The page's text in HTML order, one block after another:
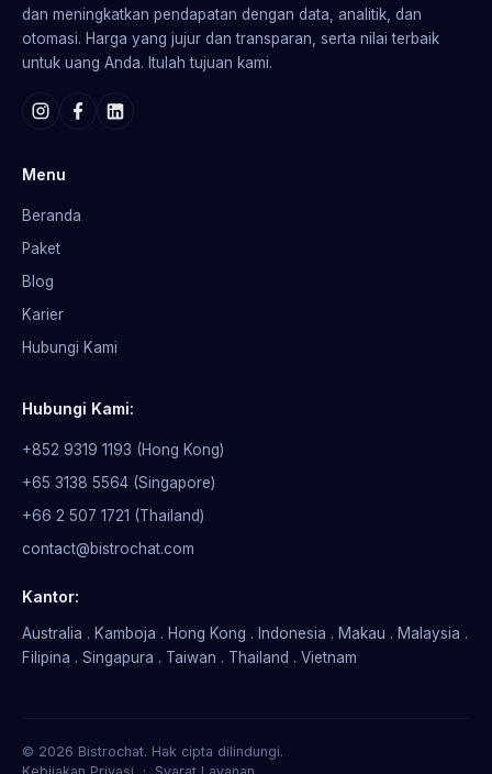
dan meningkatkan pendapatan dengan data, analitik, dan
otomasi. Harga yang jujur dan transparan, serta nilai terbaik
untuk uang Anda. Itulah tujuan kami.
Menu
Beranda
Paket
Blog
Karier
Hubungi Kami
Hubungi Kami:
+852 9319 1193 (Hong Kong)
+65 3138 5564 (Singapore)
+66 2 507 1721 (Thailand)
contact@bistrochat.com
Kantor:
Australia . Kamboja . Hong Kong . Indonesia . Makau . Malaysia .
Filipina . Singapura . Taiwan . Thailand . Vietnam
© 2026 Bistrochat. Hak cipta dilindungi.